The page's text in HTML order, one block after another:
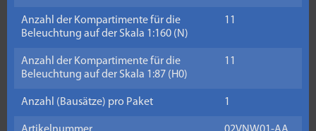
Anzahl der Kompartimente für die
Beleuchtung auf der Skala 1:160 (N)
11
Anzahl der Kompartimente für die
Beleuchtung auf der Skala 1:87 (H0)
11
Anzahl (Bausätze) pro Paket 1